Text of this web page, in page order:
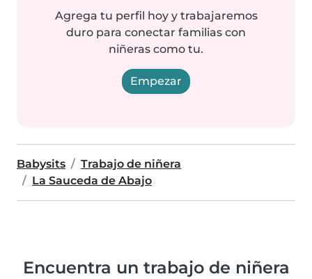
Agrega tu perfil hoy y trabajaremos
duro para conectar familias con
niñeras como tu.
Empezar
Babysits
Trabajo de niñera
La Sauceda de Abajo
Encuentra un trabajo de niñera